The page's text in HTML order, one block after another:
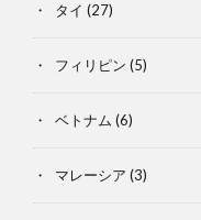
タイ (27)
フィリピン (5)
ベトナム (6)
マレーシア (3)